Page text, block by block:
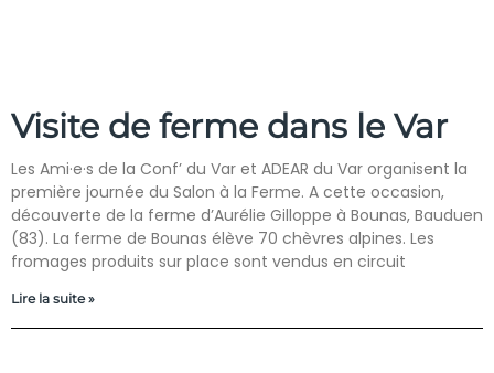
Visite de ferme dans le Var
Les Ami·e·s de la Conf’ du Var et ADEAR du Var organisent la
première journée du Salon à la Ferme. A cette occasion,
découverte de la ferme d’Aurélie Gilloppe à Bounas, Bauduen
(83). La ferme de Bounas élève 70 chèvres alpines. Les
fromages produits sur place sont vendus en circuit
Lire la suite »